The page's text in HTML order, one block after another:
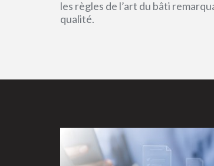
les règles de l’art du bâti
qualité.